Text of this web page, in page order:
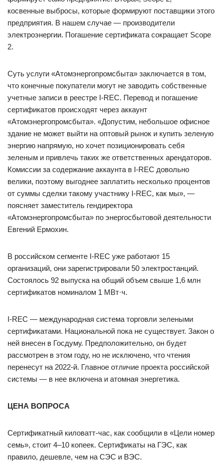
косвенные выбросы, которые формируют поставщики этого
предприятия. В нашем случае — ​производители
электроэнергии. Погашение сертификата сокращает Scope
2.
Суть услуги «Атомэнергопромсбыта» заключается в том,
что конечные покупатели могут не заводить собственные
учетные записи в реестре I-REC. Перевод и погашение
сертификатов происходят через аккаунт
«Атомэнергопромсбыта». «Допустим, небольшое офисное
здание не может выйти на оптовый рынок и купить зеленую
энергию напрямую, но хочет позиционировать себя
зеленым и привлечь таких же ответственных арендаторов.
Комиссии за содержание аккаунта в I-REC довольно
велики, поэтому выгоднее заплатить несколько процентов
от суммы сделки такому участнику I-REC, как мы», — ​
поясняет заместитель гендиректора
«Атомэнергопромсбыта» по энергосбытовой деятельности
Евгений Ермохин.
В российском сегменте I-REC уже работают 15
организаций, они зарегистрировали 50 электростанций.
Состоялось 92 выпуска на общий объем свыше 1,6 млн
сертификатов номиналом 1 МВт·ч.
I-REC — ​международная система торговли зелеными
сертификатами. Национальной пока не существует. Закон о
ней внесен в Госдуму. Предположительно, он будет
рассмотрен в этом году, но не исключено, что чтения
перенесут на 2022‑й. Главное отличие проекта российской
системы — ​в нее включена и атомная энергетика.
ЦЕНА ВОПРОСА
Сертификатный киловатт-час, как сообщили в «Цели номер
семь», стоит 4–10 копеек. Сертификаты на ГЭС, как
правило, дешевле, чем на СЭС и ВЭС.